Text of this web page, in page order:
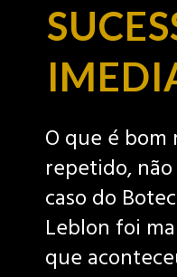
O que é bom
repetido,
caso do
Leblon foi
que